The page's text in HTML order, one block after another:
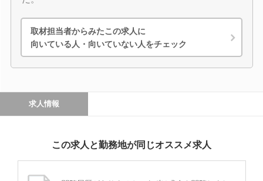
取材担当者からみたこの求人に
向いている人・向いていない人をチェック
求人情報
この求人と勤務地が同じオススメ求人